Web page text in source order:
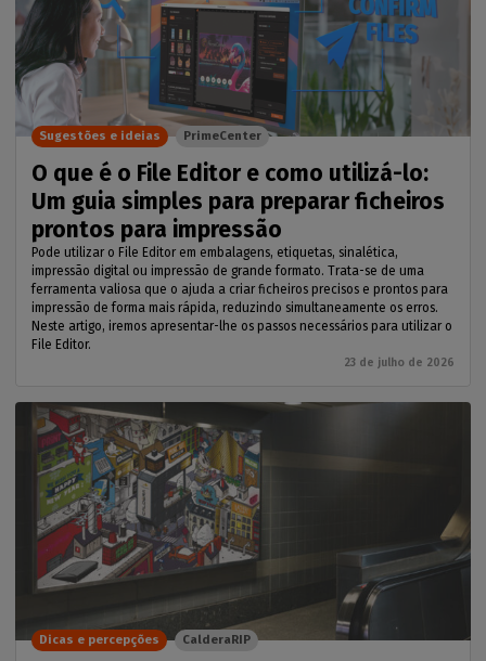
O que é o File Editor e como utilizá-lo:
Um guia simples para preparar ficheiros
prontos para impressão
Pode utilizar o File Editor em embalagens, etiquetas, sinalética,
impressão digital ou impressão de grande formato. Trata-se de uma
ferramenta valiosa que o ajuda a criar ficheiros precisos e prontos para
impressão de forma mais rápida, reduzindo simultaneamente os erros.
Neste artigo, iremos apresentar-lhe os passos necessários para utilizar o
File Editor.
23 de julho de 2026
Sugestões e ideias PrimeCenter
Dicas e percepções CalderaRIP